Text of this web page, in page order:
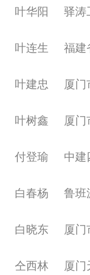
叶华阳 驿涛
叶连生 福建
叶建忠 厦门
叶树鑫 厦门
付登瑜 中建
白春杨 鲁班
白晓东 厦门
仝西林 厦门